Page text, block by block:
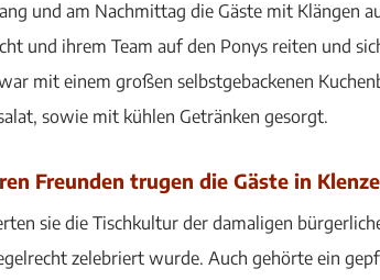
und am Nachmittag die Gäste mit Klängen
und ihrem Team auf den Ponys reiten und
mit einem großen selbstgebackenen
sowie mit kühlen Getränken gesorgt.
Freunden trugen die Gäste in
sie die Tischkultur der damaligen
zelebriert wurde. Auch gehörte ein